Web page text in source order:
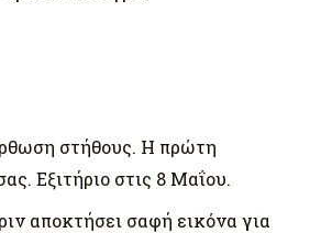
στήθους. Η πρώτη
Εξιτήριο στις 8 Μαΐου.
αποκτήσει σαφή εικόνα για